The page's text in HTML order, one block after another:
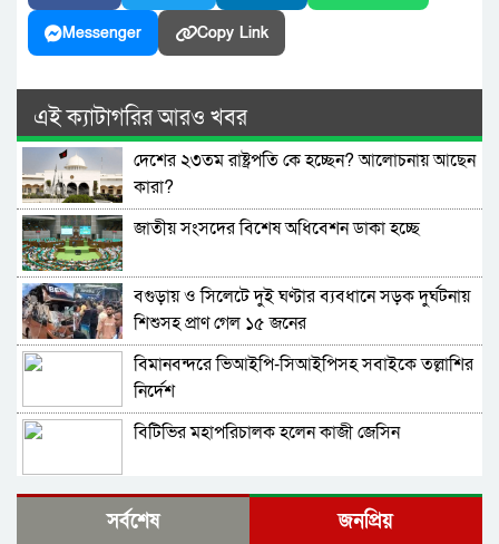
Messenger Copy Link
এই ক্যাটাগরির আরও খবর
দেশের ২৩তম রাষ্ট্রপতি কে হচ্ছেন? আলোচনায় আছেন
কারা?
জাতীয় সংসদের বিশেষ অধিবেশন ডাকা হচ্ছে
বগুড়ায় ও সিলেটে দুই ঘণ্টার ব্যবধানে সড়ক দুর্ঘটনায়
শিশুসহ প্রাণ গেল ১৫ জনের
বিমানবন্দরে ভিআইপি-সিআইপিসহ সবাইকে তল্লাশির
নির্দেশ
বিটিভির মহাপরিচালক হলেন কাজী জেসিন
র‍্যাব বিলুপ্ত করে আনা হচ্ছে নতুন বাহিনী
সর্বশেষ জনপ্রিয়